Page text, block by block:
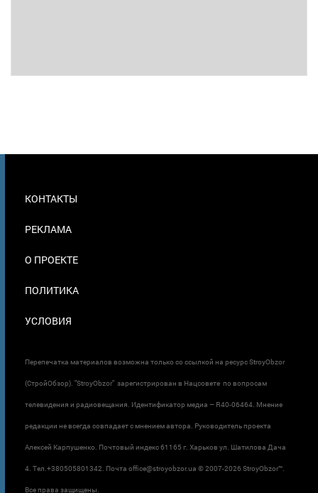
В
КОНТАКТЫ
РЕКЛАМА
О ПРОЕКТЕ
ПОЛИТИКА
УСЛОВИЯ
Перепечатка материалов возможна только со ссылкой на ресурс StroyObzor
(СтройОбзор). "StroyObzor" зарегистрирован в Нацсовете по вопросам
телевидения и радиовещания. Идентификатор медиа – R40-06464. Мнение
редакции не всегда совпадает с мнением автора. Руководитель проекта
Алексей Карпушенко. Почтовый индекс 61165 г. Харьков ул. Шатилова Дача
4. Тел.+380505801342. Почта office@stroyobzor.ua © 2007-2026 StroyObzor™.
Все права защищены.